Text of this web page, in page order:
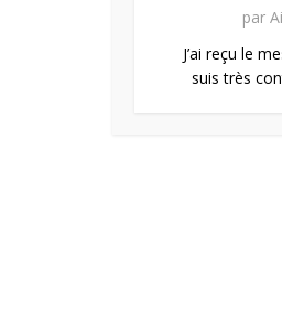
par
J’ai reçu le
suis très